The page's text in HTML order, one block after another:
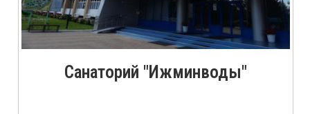
Санаторий "Ижминводы"